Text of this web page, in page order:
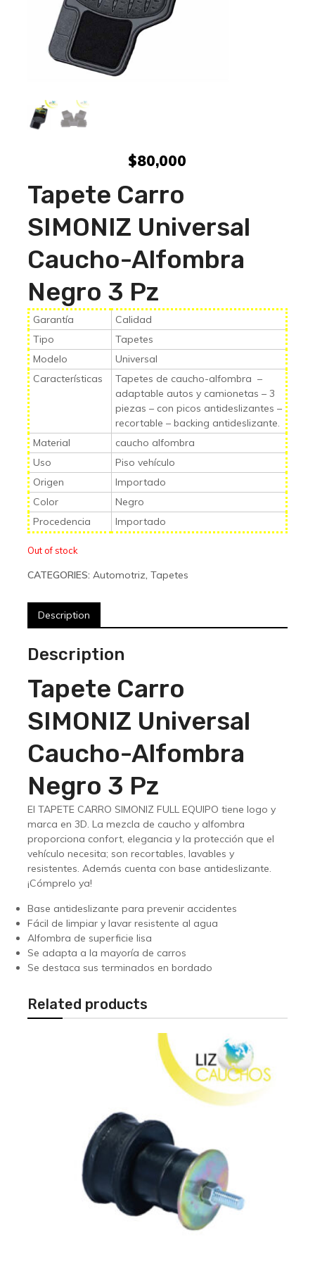
$80,000
Tapete Carro
SIMONIZ Universal
Caucho-Alfombra
Negro 3 Pz
Garantía
Calidad
Tipo
Tapetes
Modelo
Universal
Características
Tapetes de caucho-alfombra –
adaptable autos y camionetas – 3
piezas – con picos antideslizantes –
recortable – backing antideslizante.
Material
caucho alfombra
Uso
Piso vehículo
Origen
Importado
Color
Negro
Procedencia
Importado
Out of stock
CATEGORIES: Automotriz Tapetes
Description
Description
Tapete Carro
SIMONIZ Universal
Caucho-Alfombra
Negro 3 Pz
El TAPETE CARRO SIMONIZ FULL EQUIPO tiene logo y
marca en 3D. La mezcla de caucho y alfombra
proporciona confort, elegancia y la protección que el
vehículo necesita; son recortables, lavables y
resistentes. Además cuenta con base antideslizante.
¡Cómprelo ya!
Base antideslizante para prevenir accidentes
Fácil de limpiar y lavar resistente al agua
Alfombra de superficie lisa
Se adapta a la mayoría de carros
Se destaca sus terminados en bordado
Related products